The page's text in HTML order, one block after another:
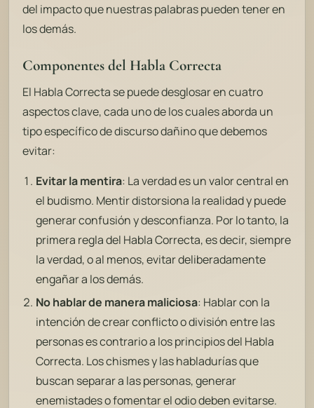
del impacto que nuestras palabras pueden tener en
los demás.
Componentes del Habla Correcta
El Habla Correcta se puede desglosar en cuatro
aspectos clave, cada uno de los cuales aborda un
tipo específico de discurso dañino que debemos
evitar:
Evitar la mentira: La verdad es un valor central en
el budismo. Mentir distorsiona la realidad y puede
generar confusión y desconfianza. Por lo tanto, la
primera regla del Habla Correcta, es decir, siempre
la verdad, o al menos, evitar deliberadamente
engañar a los demás.
No hablar de manera maliciosa: Hablar con la
intención de crear conflicto o división entre las
personas es contrario a los principios del Habla
Correcta. Los chismes y las habladurías que
buscan separar a las personas, generar
enemistades o fomentar el odio deben evitarse.